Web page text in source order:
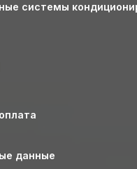
системы
данные